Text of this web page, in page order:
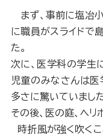
まず、事前に塩冶
に職員がスライドで
た。
次に、医学科の学生
児童のみなさんは
多さに驚いていました
その後、医の庭、ヘリ
時折風が強く吹く